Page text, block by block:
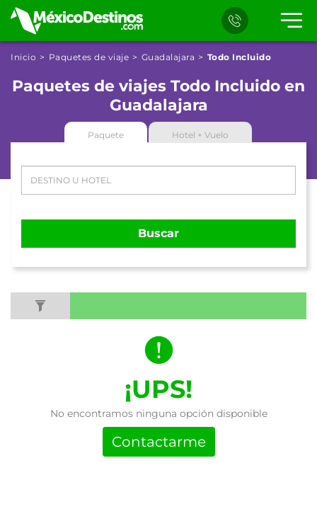
Inicio Paquetes de viaje Guadalajara Todo Incluido
Paquetes de viajes Todo Incluido en
Guadalajara
Paquete Hotel + Vuelo
Buscar
¡UPS!
No encontramos ninguna opción disponible
Contactarme